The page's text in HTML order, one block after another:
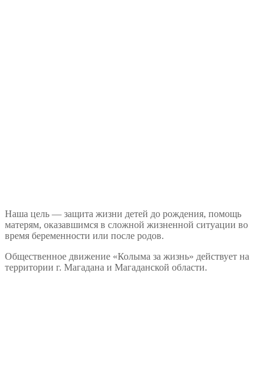
Наша цель — защита жизни детей до рождения, помощь
матерям, оказавшимся в сложной жизненной ситуации во
время беременности или после родов.
Общественное движение «Колыма за жизнь» действует на
территории г. Магадана и Магаданской области.